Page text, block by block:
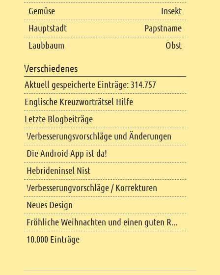
Gemüse
Insekt
Hauptstadt
Papstname
Laubbaum
Obst
Verschiedenes
Aktuell gespeicherte Einträge: 314.757
Englische Kreuzworträtsel Hilfe
Letzte Blogbeiträge
Verbesserungsvorschläge und Änderungen
Die Android-App ist da!
Hebrideninsel Nist
Verbesserungvorschläge / Korrekturen
Neues Design
Fröhliche Weihnachten und einen guten R...
10.000 Einträge